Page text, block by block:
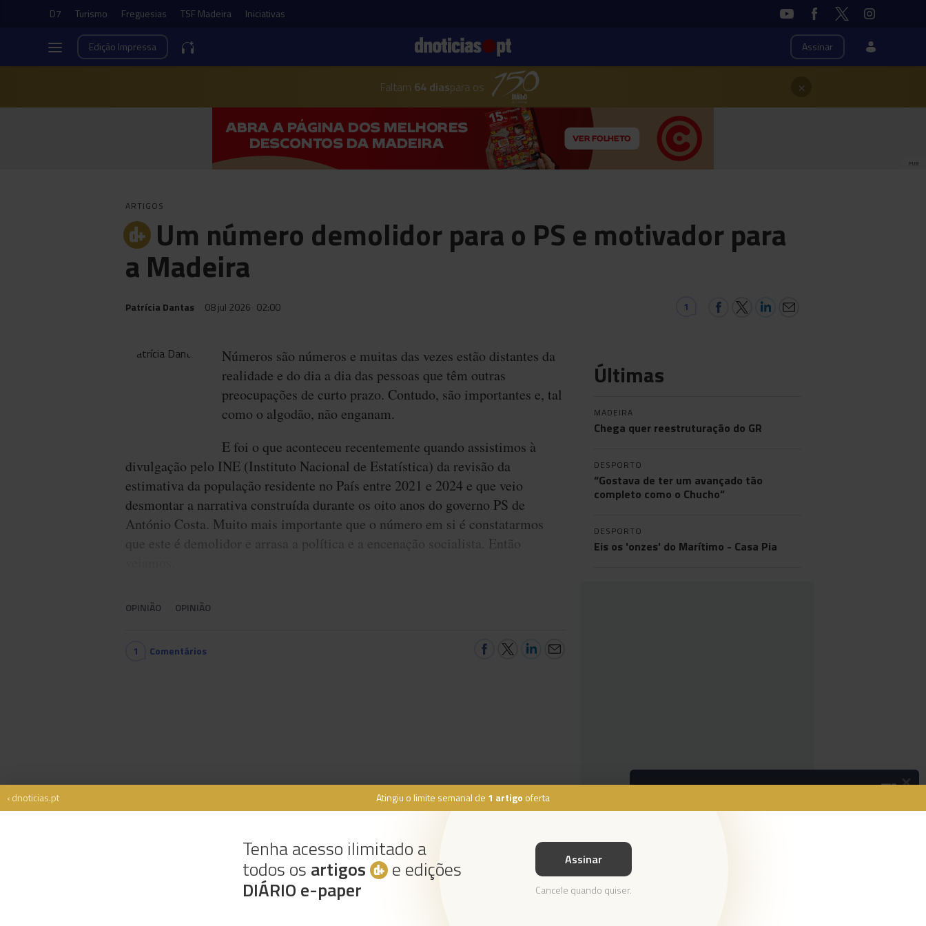
D7 Turismo Freguesias TSF Madeira Iniciativas
Assinar
Edição Impressa
Faltam 64 diaspara os ×
PUB
ARTIGOS
Um número demolidor para o PS e motivador para
a Madeira
Patrícia Dantas 08 jul 2026 02:00 1
Números são números e muitas das vezes estão distantes da
realidade e do dia a dia das pessoas que têm outras
preocupações de curto prazo. Contudo, são importantes e, tal
como o algodão, não enganam.
E foi o que aconteceu recentemente quando assistimos à
divulgação pelo INE (Instituto Nacional de Estatística) da revisão da
estimativa da população residente no País entre 2021 e 2024 e que veio
desmontar a narrativa construída durante os oito anos do governo PS de
António Costa. Muito mais importante que o número em si é constatarmos
que este é demolidor e arrasa a política e a encenação socialista. Então
Atingiu o limite semanal de 1 artigo oferta
Tenha acesso ilimitado a
todos os artigos e edições
DIÁRIO e-paper
Assinar
Cancele quando quiser.
‹ dnoticias.pt
OPINIÃO OPINIÃO
1 Comentários
Últimas
MADEIRA
Chega quer reestruturação do GR
DESPORTO
“Gostava de ter um avançado tão
completo como o Chucho”
DESPORTO
Eis os 'onzes' do Marítimo - Casa Pia
Rua Dr. Fernão de Ornelas, 56 - 3º
Instale a nossa App
×